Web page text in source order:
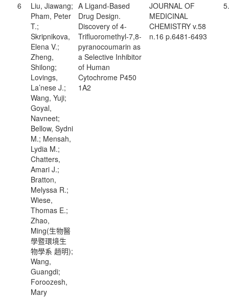
6
Liu, Jiawang;
Pham, Peter
T.;
Skripnikova,
Elena V.;
Zheng,
Shilong;
Lovings,
La’nese J.;
Wang, Yuji;
Goyal,
Navneet;
Bellow, Sydni
M.; Mensah,
Lydia M.;
Chatters,
Amari J.;
Bratton,
Melyssa R.;
Wiese,
Thomas E.;
Zhao,
Ming(生物醫
學暨環境生
物學系 趙明);
Wang,
Guangdi;
Foroozesh,
Mary
A Ligand-Based
Drug Design.
Discovery of 4-
Trifluoromethyl-7,8-
pyranocoumarin as
a Selective Inhibitor
of Human
Cytochrome P450
1A2
JOURNAL OF
MEDICINAL
CHEMISTRY v.58
n.16 p.6481-6493